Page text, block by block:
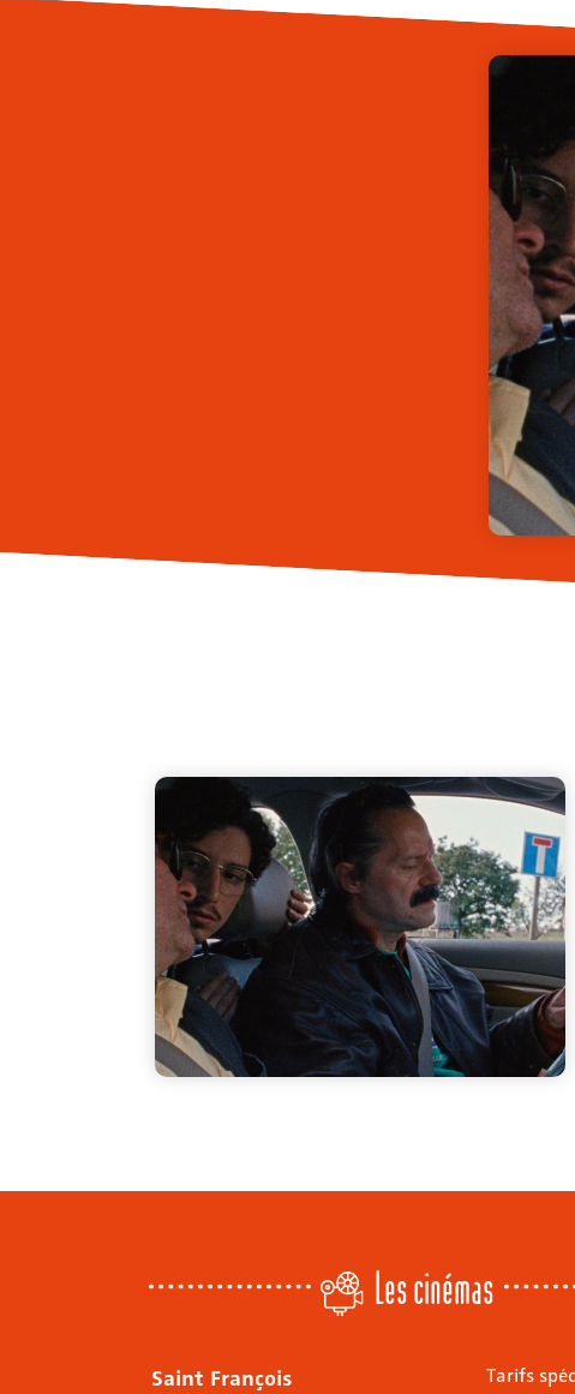
Les cinémas
Saint François
Tarifs